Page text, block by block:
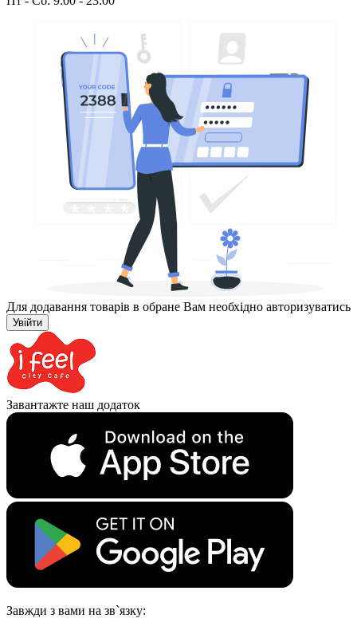
Для додавання товарів в обране Вам необхідно авторизуватись
Увійти
Завантажте наш додаток
Завжди з вами на зв`язку: